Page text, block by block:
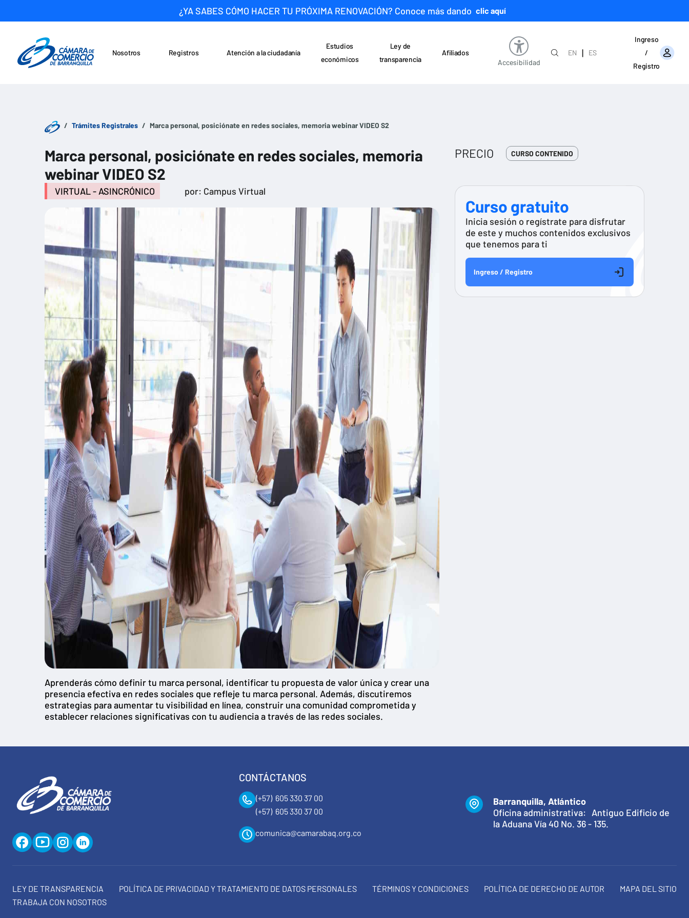
¿YA SABES CÓMO HACER TU PRÓXIMA RENOVACIÓN? Conoce más dando clic aquí
Nosotros Registros
Atención a la ciudadanía
Estudios
económicos
Ley de
transparencia
Afiliados
Accesibilidad
EN |
ES
Ingreso
/
Registro
Trámites Registrales Marca personal, posiciónate en redes sociales, memoria webinar VIDEO S2
Marca personal, posiciónate en redes sociales, memoria
webinar VIDEO S2
VIRTUAL - ASINCRÓNICO por: Campus Virtual
Aprenderás cómo definir tu marca personal, identificar tu propuesta de valor única y crear una
presencia efectiva en redes sociales que refleje tu marca personal. Además, discutiremos
estrategias para aumentar tu visibilidad en línea, construir una comunidad comprometida y
establecer relaciones significativas con tu audiencia a través de las redes sociales.
PRECIO CURSO CONTENIDO
Curso gratuito
Inicia sesión o regístrate para disfrutar
de este y muchos contenidos exclusivos
que tenemos para ti
Ingreso / Registro
CONTÁCTANOS
(+57) 605 330 37 00
(+57) 605 330 37 00
comunica@camarabaq.org.co
Barranquilla, Atlántico
Oficina administrativa: Antiguo Edificio de
la Aduana Vía 40 No. 36 - 135.
LEY DE TRANSPARENCIA POLÍTICA DE PRIVACIDAD Y TRATAMIENTO DE DATOS PERSONALES TÉRMINOS Y CONDICIONES POLÍTICA DE DERECHO DE AUTOR
MAPA DEL SITIO
TRABAJA CON NOSOTROS